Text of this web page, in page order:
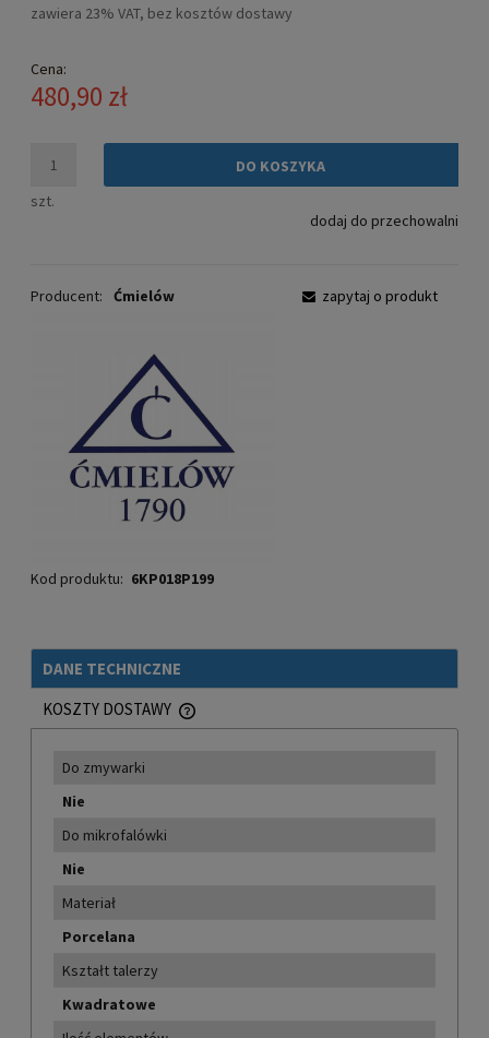
zawiera 23% VAT, bez kosztów dostawy
Cena:
480,90 zł
szt.
DO KOSZYKA
dodaj do przechowalni
Producent: Ćmielów
Kod produktu: 6KP018P199
zapytaj o produkt
DANE TECHNICZNE
KOSZTY DOSTAWY
CENA NIE ZAWIERA EWENTUALNYCH KOSZTÓW PŁATNOŚCI
Do zmywarki
Nie
Do mikrofalówki
Nie
Materiał
Porcelana
Kształt talerzy
Kwadratowe